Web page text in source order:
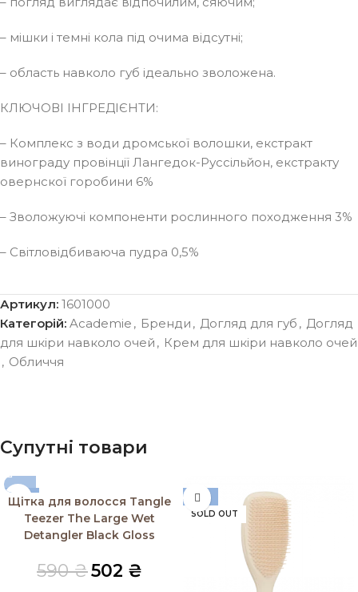
– мішки і темні кола під очима відсутні;
– область навколо губ ідеально зволожена.
КЛЮЧОВІ ІНГРЕДІЄНТИ:
– Комплекс з води дромської волошки, екстракт
винограду провінції Лангедок-Руссільйон, екстракту
овернскої горобини 6%
– Зволожуючі компоненти рослинного походження 3%
– Світловідбиваюча пудра 0,5%
Артикул: 1601000
Категорій: Academie , Бренди , Догляд для губ , Догляд
для шкіри навколо очей , Крем для шкіри навколо очей
, Обличчя
Супутні товари
-15%
SOLD OUT
Щітка для волосся Tangle
Teezer The Large Wet
Detangler Black Gloss
590₴502 ₴
-15%
SOLD OUT